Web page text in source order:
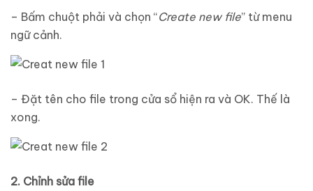
– Bấm chuột phải và chọn “Create new file” từ menu
ngữ cảnh.
– Đặt tên cho file trong cửa sổ hiện ra và OK. Thế là
xong.
2. Chỉnh sửa file